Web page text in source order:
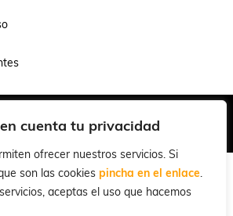
cuenta tu privacidad
ofrecer nuestros servicios. Si
son las cookies pincha en el enlace.
aceptas el uso que hacemos
© 2026 Cuchillalia.com